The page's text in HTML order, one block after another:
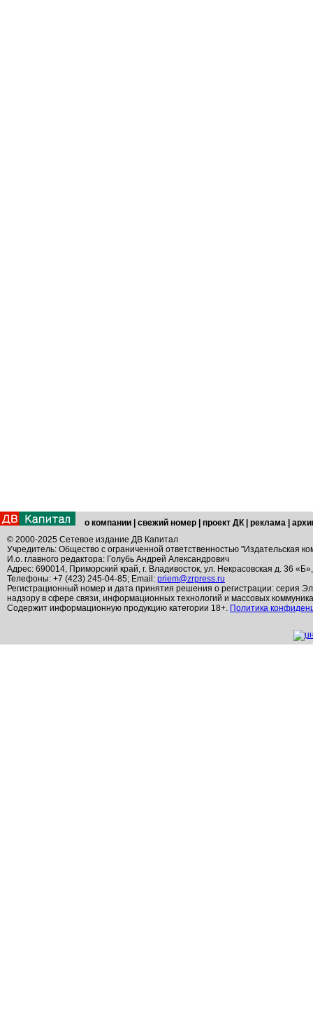
о компании свежий номер проект ДК реклама
© 2000-2025 Сетевое издание ДВ Капитал
Учредитель: Общество с ограниченной ответственностью "Издательская
И.о. главного редактора: Голубь Андрей Александрович
Адрес: 690014, Приморский край, г. Владивосток, ул. Некрасовская д. 36
Телефоны: +7 (423) 245-04-85; Email: priem@zrpress.ru
Регистрационный номер и дата принятия решения о регистрации: серия
надзору в сфере связи, информационных технологий и массовых
Содержит информационную продукцию категории 18+. Политика